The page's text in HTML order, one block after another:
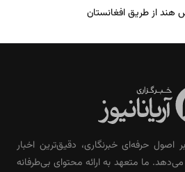
هند از طریق افغانستان
بر اصول حرفه‌ای خبرنگاری، دقیق‌ترین اخبار
ما متعهد به ارائه محتوای بی‌طرفانه